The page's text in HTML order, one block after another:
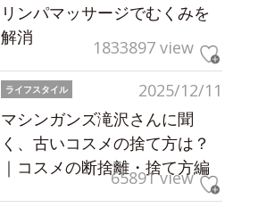
リンパマッサージでむくみを
解消
1833897 view
2025/12/11
ライフスタイル
マシンガンズ滝沢さんに聞
く、古いコスメの捨て方は？
｜コスメの断捨離・捨て方編
65891 view